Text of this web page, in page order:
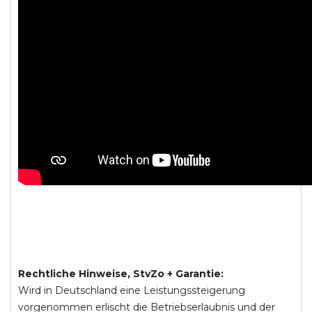
Rechtliche Hinweise, StvZo + Garantie:
Wird in Deutschland eine Leistungssteigerung
vorgenommen erlischt die Betriebserlaubnis und der